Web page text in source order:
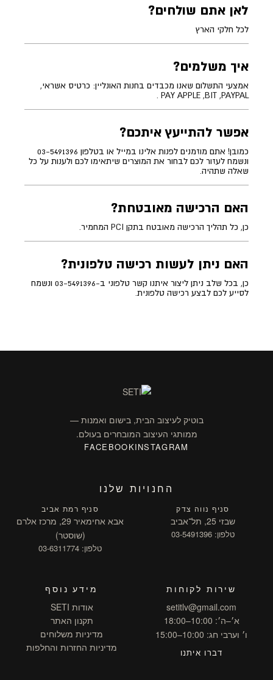
לאן אתם שולחים?
לכל חלקי הארץ
איך משלמים?
אמצעי התשלום שאנו מכבדים בחנות האונליין: כרטיס אשראי,
PAY APPLE ,BIT ,PAYPAL .
אפשר להתייעץ איתכם?
כמובן! אתם מוזמנים לפנות אלינו במייל או בטלפון 03-5491396
ונשמח לעזור לכם לבחור את המוצרים שיתאימו לכם ולענות על כל
שאלה שתהיה.
האם הרכישה מאובטחת?
כן, כל תהליך הרכישה מאובטח בתקן PCI המחמיר.
האם ניתן לעשות רכישה טלפונית?
כן, בכל שלב ניתן ליצור איתנו קשר טלפוני ב-03-5491396 ונשמח
לסייע לכם לבצע רכישה טלפונית.
בוטיק לעיצוב הבית, בישום ואמנות —
ממותגי העיצוב המובחרים בעולם.
INSTAGRAM
FACEBOOK
החנויות שלנו
סניף נווה צדק
שבזי 25, תל־אביב
טלפון: 03-5491396
סניף רמת אביב
אבא אחימאיר 29, מרכז אלרם
(שוסטר)
טלפון: 03-6311774
שירות לקוחות
setitlv@gmail.com
א׳–ה׳: 10:00–18:00
ו׳ וערבי חג: 10:00–15:00
דברו איתנו
מידע נוסף
אודות SETI
תקנון האתר
מדיניות משלוחים
מדיניות החזרות והחלפות